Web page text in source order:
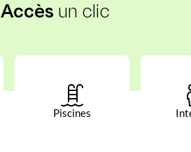
Accès un clic
Piscines